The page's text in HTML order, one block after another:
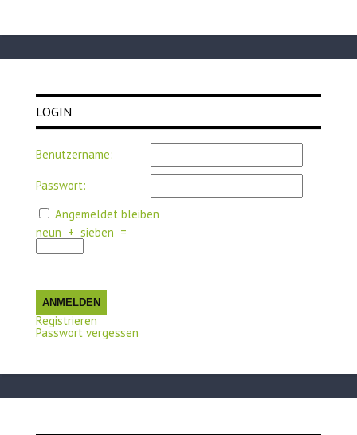
LOGIN
Benutzername:
Passwort:
Angemeldet bleiben
neun + sieben =
ANMELDEN
Registrieren
Passwort vergessen